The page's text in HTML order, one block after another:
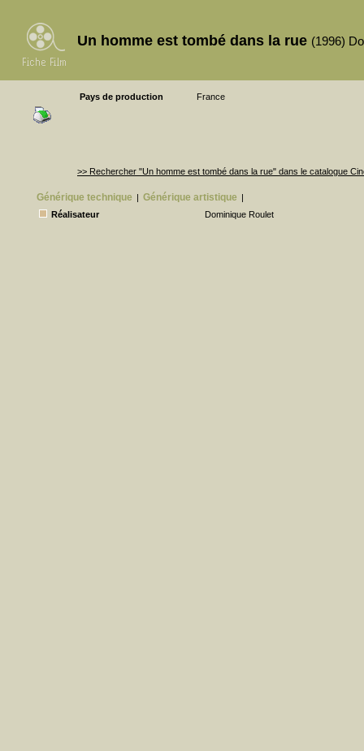
Un homme est tombé dans la rue (1996)
Pays de production France
>> Rechercher "Un homme est tombé dans la rue" dans le catalogue
Générique technique | Générique artistique |
Réalisateur
Dominique Roulet